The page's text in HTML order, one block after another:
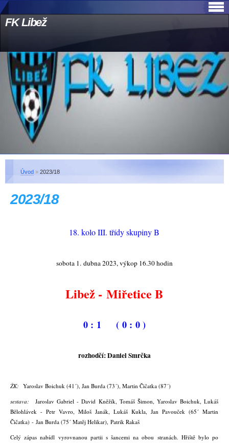
FK Libež
Úvod » 2023/18
2023/18
18. kolo III. třídy skupiny B
sobota 1. dubna 2023, výkop 16.30 hodin
Libež - Miřetice B
0 : 1 ( 0 : 0 )
rozhodčí: Daniel Smrčka
ŽK: Yaroslav Boichuk (41´), Jan Burda (73´), Martin Čičatka (87´)
sestava:Jaroslav Gabriel - David Kněžík, Tomáš Šimon, Yaroslav Boichuk, Lukáš
Bělohlávek - Petr Vavro, Miloš Janák, Lukáš Kukla, Jan Pavouček (65´ Martin
Čičatka) - Jan Burda (75´ Matěj Helikar), Patrik Rakaš
Celý zápas nabídl vyrovnanou partii s šancemi na obou stranách. Hřiště bylo po